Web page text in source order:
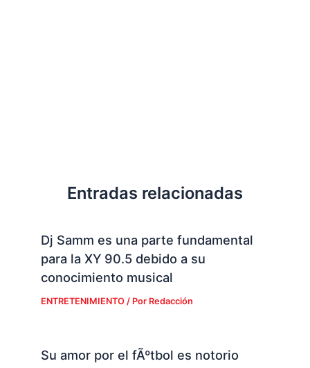
Entradas relacionadas
Dj Samm es una parte fundamental
para la XY 90.5 debido a su
conocimiento musical
ENTRETENIMIENTO/ Por Redacción
Su amor por el fÃºtbol es notorio